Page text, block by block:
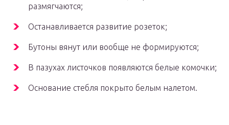
размягчаются;
Останавливается развитие розеток;
Бутоны вянут или вообще не формируются;
В пазухах листочков появляются белые комочки;
Основание стебля покрыто белым налетом.